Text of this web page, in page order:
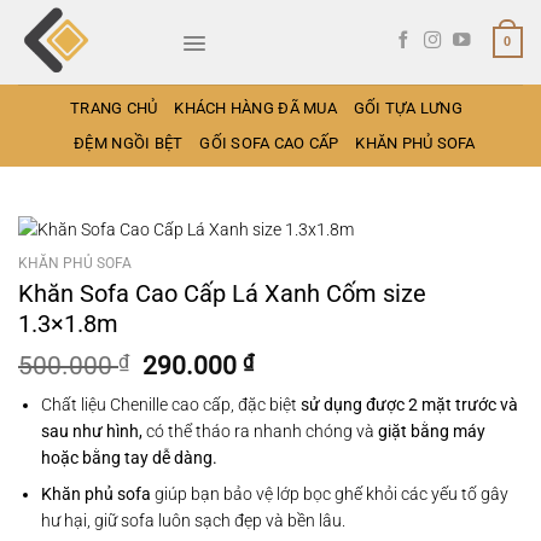
qua
0
TRANG CHỦ KHÁCH HÀNG ĐÃ MUA
GỐI TỰA LƯNG
ĐỆM NGỒI BỆT
GỐI SOFA CAO CẤP KHĂN PHỦ SOFA
KHĂN PHỦ SOFA
Khăn Sofa Cao Cấp Lá Xanh Cốm size
1.3×1.8m
500.000₫
Giá
là:
500.000 ₫.
290.000₫Giá
tại
là:
Chất liệu Chenille cao cấp, đặc biệt sử dụng được 2 mặt trước và
sau như hình,có thể tháo ra nhanh chóng và giặt bằng máy
hoặc bằng tay dễ dàng.
Khăn phủ sofa giúp bạn bảo vệ lớp bọc ghế khỏi các yếu tố gây
hư hại, giữ sofa luôn sạch đẹp và bền lâu.